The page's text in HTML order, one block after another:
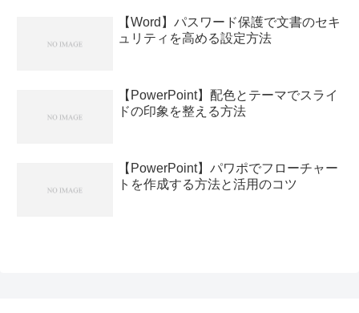
【Word】パスワード保護で文書のセキ
ュリティを高める設定方法
【PowerPoint】配色とテーマでスライ
ドの印象を整える方法
【PowerPoint】パワポでフローチャー
トを作成する方法と活用のコツ